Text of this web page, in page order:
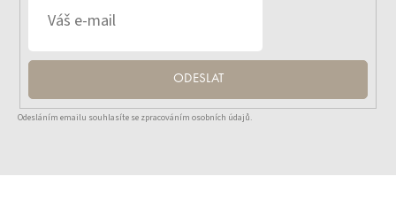
ODESLAT
Odesláním emailu souhlasíte se zpracováním osobních údajů.